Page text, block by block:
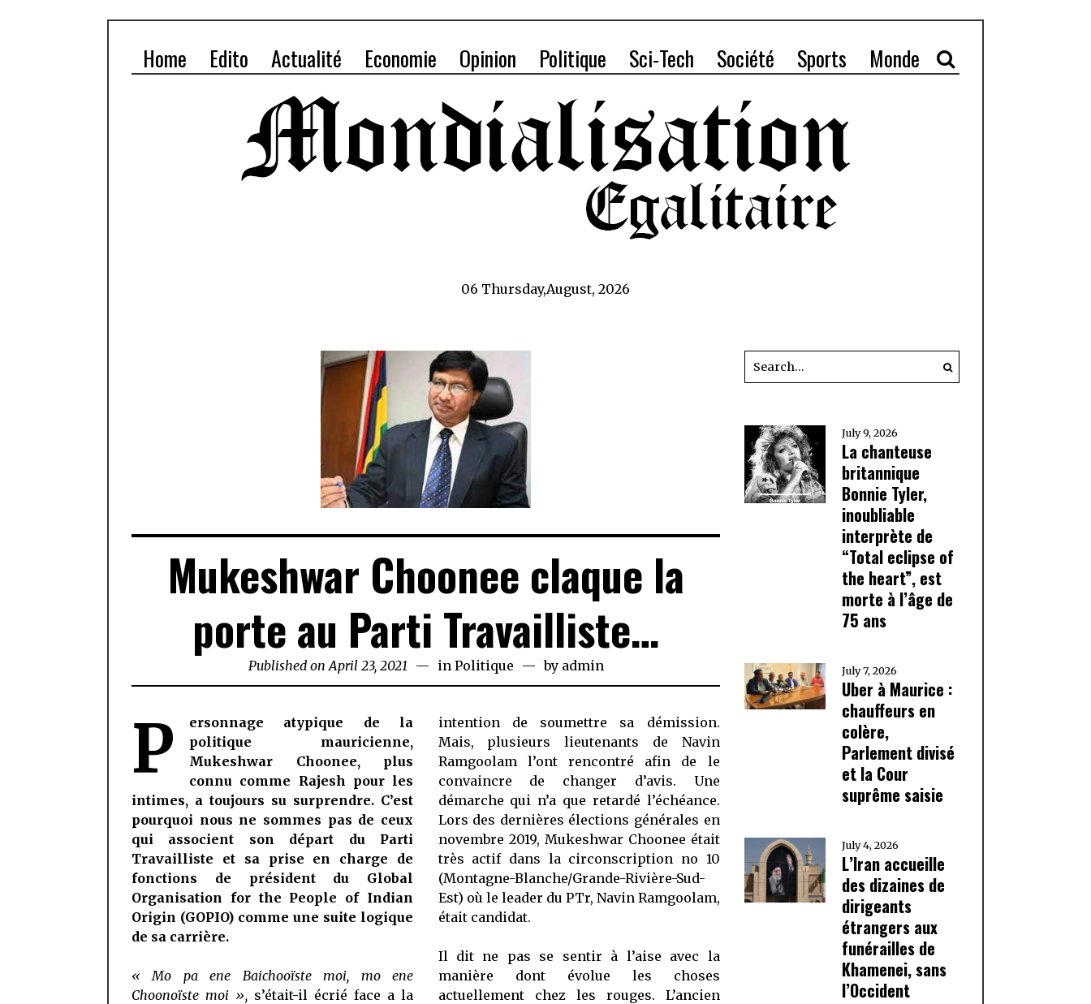
Home Edito Actualité Economie Opinion Politique Sci-Tech Société Sports Monde
06 Thursday,August, 2026
Mukeshwar Choonee claque la
porte au Parti Travailliste…
Published on April 23, 2021 April
23,
in Politique by admin
P
ersonnage atypique de la
politique mauricienne,
Mukeshwar Choonee, plus
connu comme Rajesh pour les
intimes, a toujours su surprendre. C’est
pourquoi nous ne sommes pas de ceux
qui associent son départ du Parti
Travailliste et sa prise en charge de
fonctions de président du Global
Organisation for the People of Indian
Origin (GOPIO) comme une suite logique
de sa carrière.
« Mo pa ene Baichooïste moi, mo ene
Choonoïste moi », s’était-il écrié face a la
intention de soumettre sa démission.
Mais, plusieurs lieutenants de Navin
Ramgoolam l’ont rencontré afin de le
convaincre de changer d’avis. Une
démarche qui n’a que retardé l’échéance.
Lors des dernières élections générales en
novembre 2019, Mukeshwar Choonee était
très actif dans la circonscription no 10
(Montagne-Blanche/Grande-Rivière-Sud-
Est) où le leader du PTr, Navin Ramgoolam,
était candidat.
Il dit ne pas se sentir à l’aise avec la
manière dont évolue les choses
actuellement chez les rouges. L’ancien
July 9, 2026
La chanteuse
britannique
Bonnie Tyler,
inoubliable
interprète de
“Total eclipse of
the heart”, est
morte à l’âge de
75 ans
July 7, 2026
Uber à Maurice :
chauffeurs en
colère,
Parlement divisé
et la Cour
suprême saisie
July 4, 2026
L’Iran accueille
des dizaines de
dirigeants
étrangers aux
funérailles de
Khamenei, sans
l’Occident